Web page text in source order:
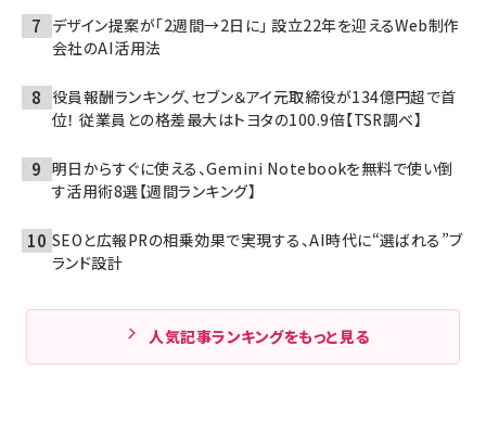
デザイン提案が「2週間→2日に」 設立22年を迎えるWeb制作
会社のAI活用法
役員報酬ランキング、セブン＆アイ元取締役が134億円超で首
位！ 従業員との格差最大はトヨタの100.9倍【TSR調べ】
明日からすぐに使える、Gemini Notebookを無料で使い倒
す活用術8選【週間ランキング】
SEOと広報PRの相乗効果で実現する、AI時代に“選ばれる”ブ
ランド設計
人気記事ランキングをもっと見る